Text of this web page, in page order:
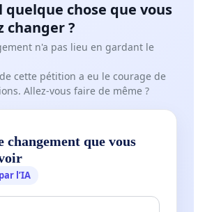
quelque chose que vous
changer ?
n'a pas lieu en gardant le
cette pétition a eu le courage de
Allez-vous faire de même ?
changement que vous
l’IA